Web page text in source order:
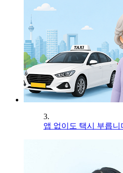
3.
앱 없이도 택시 부릅니